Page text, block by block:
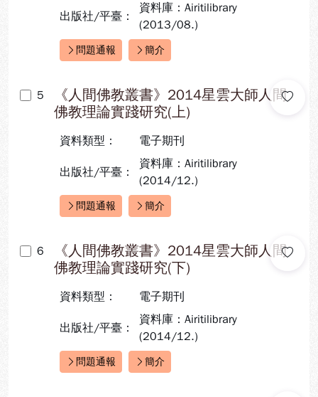
出版社/平臺：
資料庫：Airitilibrary
(2013/08.)
快速連結：
問題通報 簡介
5
《人間佛教叢書》2014星雲大師人間
佛教理論實踐研究(上)
資料類型： 電子期刊
出版社/平臺：
資料庫：Airitilibrary
(2014/12.)
快速連結：
問題通報 簡介
6
《人間佛教叢書》2014星雲大師人間
佛教理論實踐研究(下)
資料類型： 電子期刊
出版社/平臺：
資料庫：Airitilibrary
(2014/12.)
快速連結：
問題通報 簡介